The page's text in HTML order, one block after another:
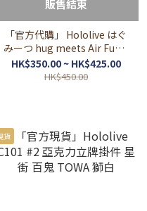
販售結束
「官方代購」 Hololive はぐ
みーつ hug meets Air Fuwa
掛件 Box
HK$350.00 ~ HK$425.00
HK$450.00
貨